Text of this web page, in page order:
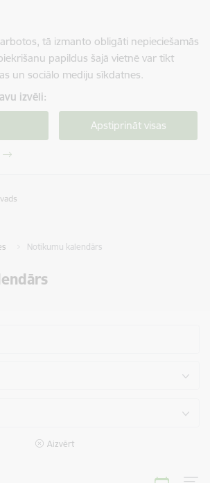
tā izmanto obligāti nepieciešamās
papildus šajā vietnē var tikt
un sociālo mediju sīkdatnes.
izvēli:
Apstiprināt visas
Notikumu kalendārs
Aizvērt